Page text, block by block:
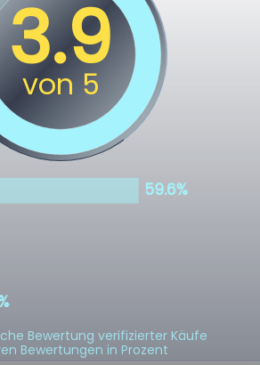
Bewertung verifizierter Käufe
Bewertungen in Prozent